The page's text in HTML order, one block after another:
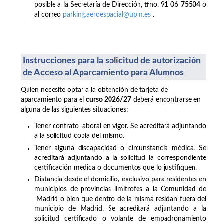
posible a la Secretaría de Dirección, tfno. 91 06 75504o
al correo parking.aeroespacial@upm.es .
Instrucciones para la solicitud de autorización
de Acceso al Aparcamiento para Alumnos
Quien necesite optar a la obtención de tarjeta de
aparcamiento para el curso 2026/27 deberá encontrarse en
alguna de las siguientes situaciones:
Tener contrato laboral en vigor. Se acreditará adjuntando
a la solicitud copia del mismo.
Tener alguna discapacidad o circunstancia médica. Se
acreditará adjuntando a la solicitud la correspondiente
certificación médica o documentos que lo justifiquen.
Distancia desde el domicilio, exclusivo para residentes en
municipios de provincias limítrofes a la Comunidad de
Madrid o bien que dentro de la misma residan fuera del
municipio de Madrid. Se acreditará adjuntando a la
solicitud certificado o volante de empadronamiento